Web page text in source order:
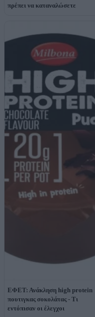
πρέπει να καταναλώσετε
ΕΦΕΤ: Ανάκληση high protein
πουτιγκας σοκολάτας - Τι
εντόπισαν οι έλεγχοι